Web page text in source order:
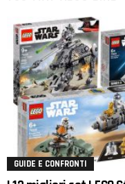
GUIDE E CONFRONTI